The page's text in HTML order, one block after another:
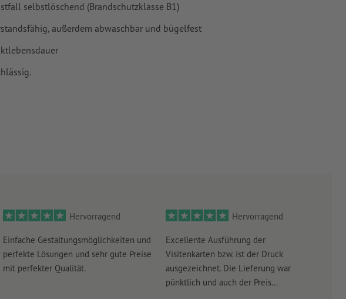
selbstlöschend (Brandschutzklasse B1)
außerdem abwaschbar und bügelfest
Hervorragend
Einfache Gestaltungsmöglichkeiten und
perfekte Lösungen und sehr gute Preise
mit perfekter Qualität.
Hervorragend
Excellente Ausführung der
Visitenkarten bzw. ist der Druck
ausgezeichnet. Die Lieferung war
pünktlich und auch der Preis...